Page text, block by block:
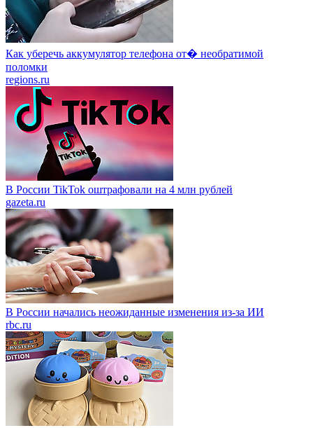
Как уберечь аккумулятор телефона от� необратимой
поломки
regions.ru
В России TikTok оштрафовали на 4 млн рублей
gazeta.ru
В России начались неожиданные изменения из-за ИИ
rbc.ru